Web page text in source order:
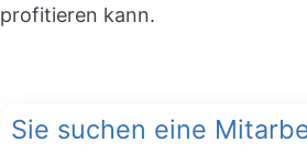
profitieren kann.
Sie suchen eine